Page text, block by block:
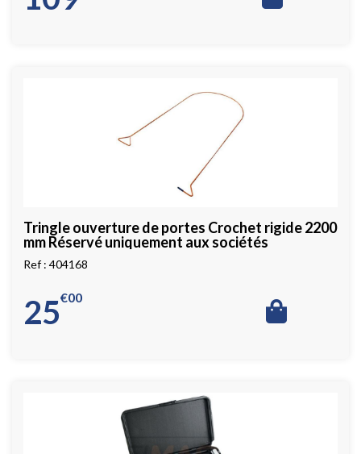
Tringle ouverture de portes Crochet rigide 2200
mm Réservé uniquement aux sociétés
404168
25 00
€